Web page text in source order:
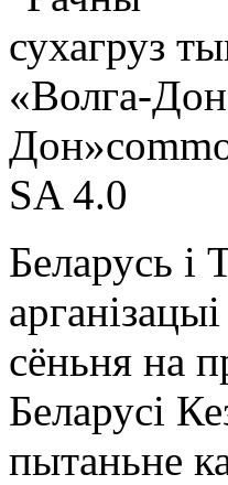
Дон»
SA 4.0
Беларусь і
сёньня на
Беларусі
пытаньне